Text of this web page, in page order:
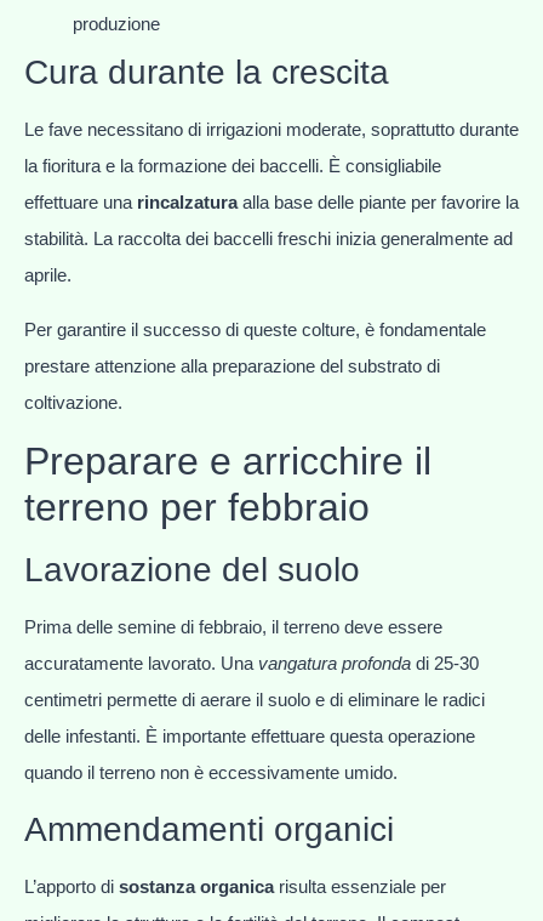
produzione
Cura durante la crescita
Le fave necessitano di irrigazioni moderate, soprattutto durante
la fioritura e la formazione dei baccelli. È consigliabile
effettuare una rincalzaturaalla base delle piante per favorire la
stabilità. La raccolta dei baccelli freschi inizia generalmente ad
aprile.
Per garantire il successo di queste colture, è fondamentale
prestare attenzione alla preparazione del substrato di
coltivazione.
Preparare e arricchire il
terreno per febbraio
Lavorazione del suolo
Prima delle semine di febbraio, il terreno deve essere
accuratamente lavorato. Una vangatura profonda di 25-30
centimetri permette di aerare il suolo e di eliminare le radici
delle infestanti. È importante effettuare questa operazione
quando il terreno non è eccessivamente umido.
Ammendamenti organici
L’apporto di sostanza organicarisulta essenziale per